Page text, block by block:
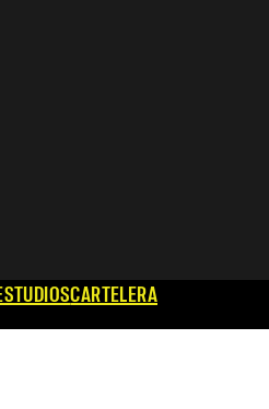
CARTELERA